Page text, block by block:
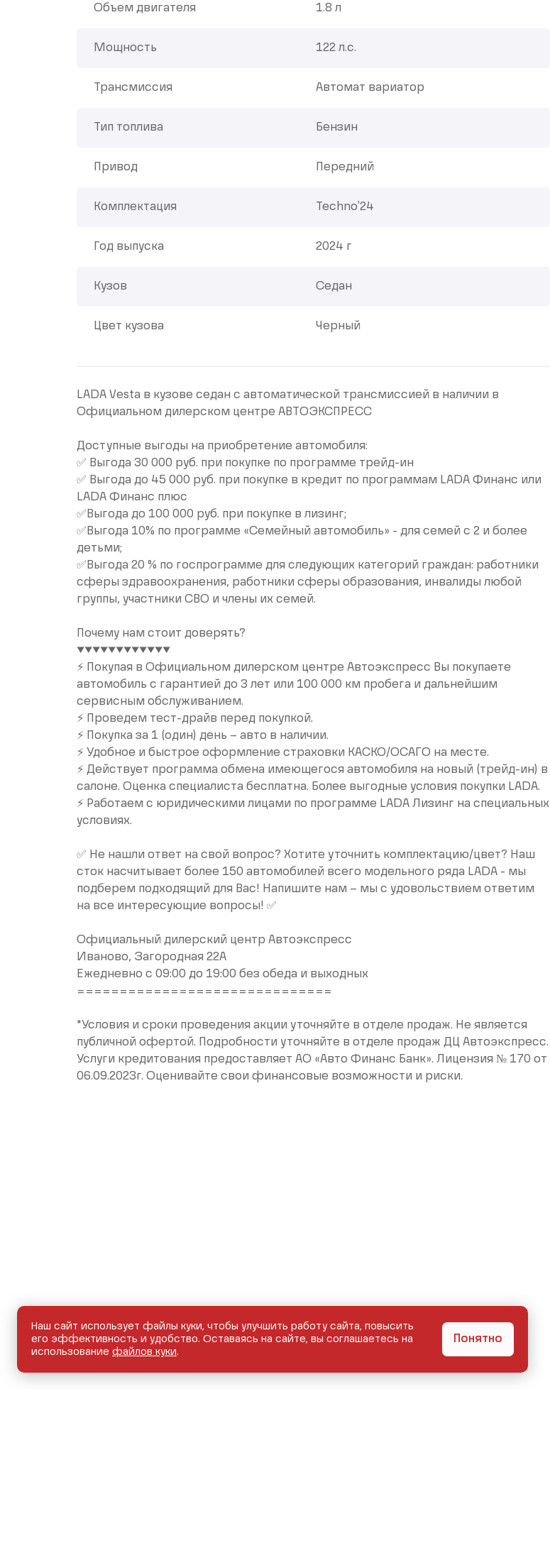
Объем двигателя 1.8 л
Мощность 122 л.с.
Трансмиссия Автомат вариатор
Тип топлива Бензин
Привод Передний
Комплектация Techno'24
Год выпуска 2024 г
Кузов Седан
Цвет кузова Черный
LАDA Vеstа в кузовe седан с автоматической трансмиссией в наличии в
Официальнoм дилеpском цeнтрe АВТОЭКСПРЕСС
Доступные выгоды на приобретение автомобиля:
✅ Выгода 30 000 руб. при покупке по программе трейд-ин
✅ Выгода до 45 000 руб. при покупке в кредит по программам LАDА Финанс или
LАDА Финанс плюс
✅Выгода до 100 000 руб. при покупке в лизинг;
✅Выгода 10% по программе «Семейный автомобиль» - для семей с 2 и более
детьми;
✅Выгода 20 % по госпрограмме для следующих категорий граждан: работники
сферы здравоохранения, работники сферы образования, инвалиды любой
группы, участники СВО и члены их семей.
Почему нам стоит доверять?
▼▼▼▼▼▼▼▼▼▼▼▼
⚡️ Покупая в Официальном дилерском центре Автоэкспресс Вы покупаете
автомобиль с гарантией до 3 лет или 100 000 км пробега и дальнейшим
сервисным обслуживанием.
⚡️ Проведем тест-драйв перед покупкой.
⚡️ Покупка за 1 (один) день – авто в наличии.
⚡️ Удобное и быстрое оформление страховки КАСКО/ОСАГО на месте.
⚡️ Действует программа обмена имеющегося автомобиля на новый (трейд-ин) в
салоне. Оценка специалиста бесплатна. Более выгодные условия покупки LАDА.
⚡️ Работаем с юридическими лицами по программе LАDА Лизинг на специальных
условиях.
✅ Не нашли ответ на свой вопрос? Хотите уточнить комплектацию/цвет? Наш
сток насчитывает более 150 автомобилей всего модельного ряда LАDА - мы
подберем подходящий для Вас! Напишите нам – мы с удовольствием ответим
на все интересующие вопросы! ✅
Официальный дилерский центр Автоэкспресс
Иваново, Загородная 22А
Ежедневно с 09:00 до 19:00 без обеда и выходных
==============================
*Условия и сроки проведения акции уточняйте в отделе продаж. Не является
публичной офертой. Подробности уточняйте в отделе продаж ДЦ Автоэкспресс.
Услуги кредитования предоставляет АО «Авто Финанс Банк». Лицензия № 170 от
06.09.2023г. Оценивайте свои финансовые возможности и риски.
Наш сайт использует файлы куки, чтобы улучшить работу сайта, повысить
его эффективность и удобство. Оставаясь на сайте, вы соглашаетесь на
использование файлов куки.
Понятно